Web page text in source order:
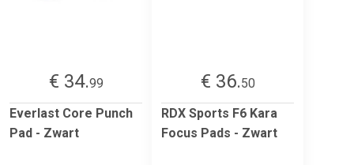
€ 34.99
Everlast Core Punch
Pad - Zwart
€ 36.50
RDX Sports F6 Kara
Focus Pads - Zwart